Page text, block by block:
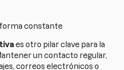
forma constante
es otro pilar clave para la
un contacto regular,
correos electrónicos o